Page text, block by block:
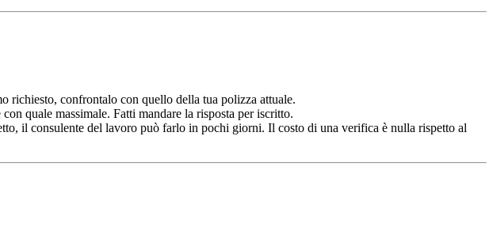
richiesto, confrontalo con quello della tua polizza attuale.
quale massimale. Fatti mandare la risposta per iscritto.
il consulente del lavoro può farlo in pochi giorni. Il costo di una verifica è nulla rispetto al